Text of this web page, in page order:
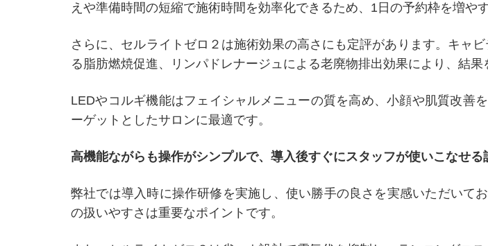
えや準備時間の短縮で施術時間を効率化できるため、1日の予約枠を増や
さらに、セルライトゼロ２は施術効果の高さにも定評があります。キャ
る脂肪燃焼促進、リンパドレナージュによる老廃物排出効果により、結果
LEDやコルギ機能はフェイシャルメニューの質を高め、小顔や肌質改善
ーゲットとしたサロンに最適です。
高機能ながらも操作がシンプルで、導入後すぐにスタッフが使いこなせる
弊社では導入時に操作研修を実施し、使い勝手の良さを実感いただいて
の扱いやすさは重要なポイントです。